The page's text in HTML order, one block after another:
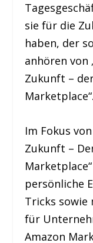
sie für die
haben, der
anhören von
Zukunft –
Marketplace“.
Im Fokus
Zukunft –
persönliche
Tricks sowie
für
Amazon